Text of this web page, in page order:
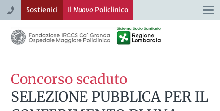
Sostienici Il NuovoPoliclinico
Concorso scaduto
SELEZIONE PUBBLICA PER IL